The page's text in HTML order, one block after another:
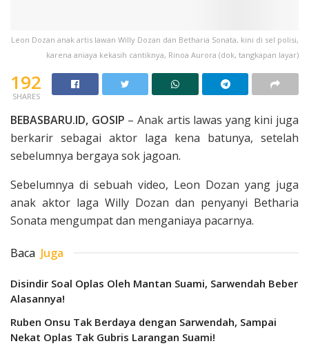
Leon Dozan anak artis lawan Willy Dozan dan Betharia Sonata, kini di sel polisi,
karena aniaya kekasih cantiknya, Rinoa Aurora (dok, tangkapan layar)
192
SHARES
BEBASBARU.ID, GOSIP – Anak artis lawas yang kini juga
berkarir sebagai aktor laga kena batunya, setelah
sebelumnya bergaya sok jagoan.
Sebelumnya di sebuah video, Leon Dozan yang juga
anak aktor laga Willy Dozan dan penyanyi Betharia
Sonata mengumpat dan menganiaya pacarnya.
Baca Juga
Disindir Soal Oplas Oleh Mantan Suami, Sarwendah Beber
Alasannya!
Ruben Onsu Tak Berdaya dengan Sarwendah, Sampai
Nekat Oplas Tak Gubris Larangan Suami!